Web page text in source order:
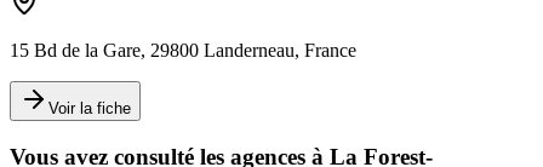
15 Bd de la Gare, 29800 Landerneau, France
Voir la fiche
Vous avez consulté les agences à La Forest-